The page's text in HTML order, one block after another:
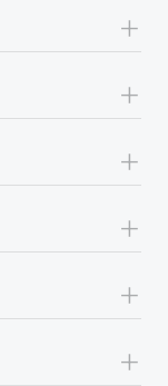
+
+
+
+
+
+